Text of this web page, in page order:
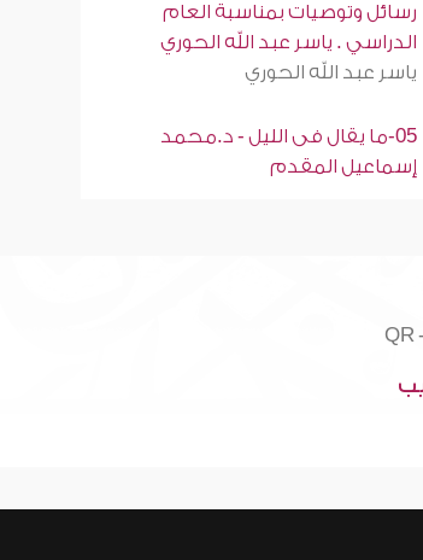
رسائل وتوصيات بمناسبة العام
الدراسي . ياسر عبد الله الحوري
ياسر عبد الله الحوري
05-ما يقال فى الليل - د.محمد
إسماعيل المقدم